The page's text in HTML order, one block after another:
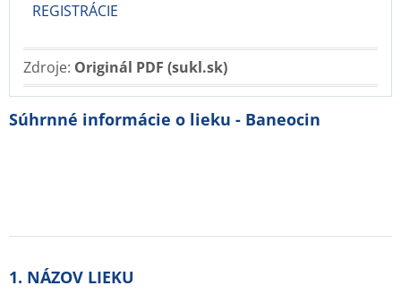
REGISTRÁCIE
Zdroje: Originál PDF (sukl.sk)
Súhrnné informácie o lieku - Baneocin
1. NÁZOV LIEKU